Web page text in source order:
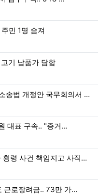
민 1명 숨져
기 납품가 담합
송법 개정안 국무회의서 …
대표 구속.. "증거…
령 사건 책임지고 사직서…
근로장려금.. 73만 가…